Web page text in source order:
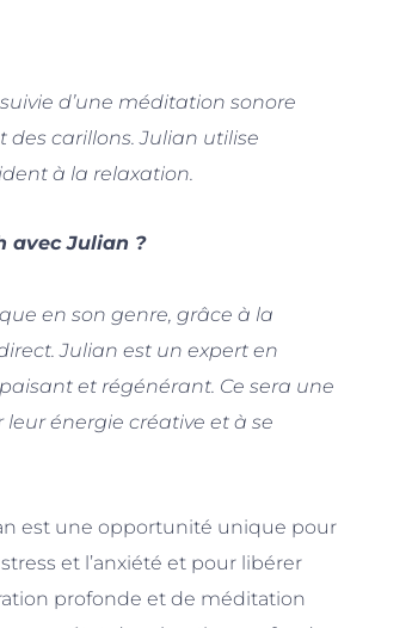
d’une méditation sonore
des carillons. Julian utilise
à la relaxation.
avec Julian ?
en son genre, grâce à la
Julian est un expert en
et régénérant. Ce sera une
énergie créative et à se
est une opportunité unique pour
et l’anxiété et pour libérer
profonde et de méditation